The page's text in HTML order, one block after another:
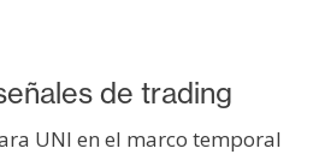
de trading
UNI en el marco temporal